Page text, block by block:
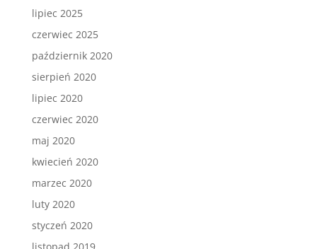
lipiec 2025
czerwiec 2025
październik 2020
sierpień 2020
lipiec 2020
czerwiec 2020
maj 2020
kwiecień 2020
marzec 2020
luty 2020
styczeń 2020